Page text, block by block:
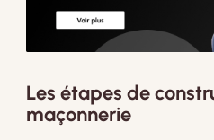
Les étapes de
maçonnerie